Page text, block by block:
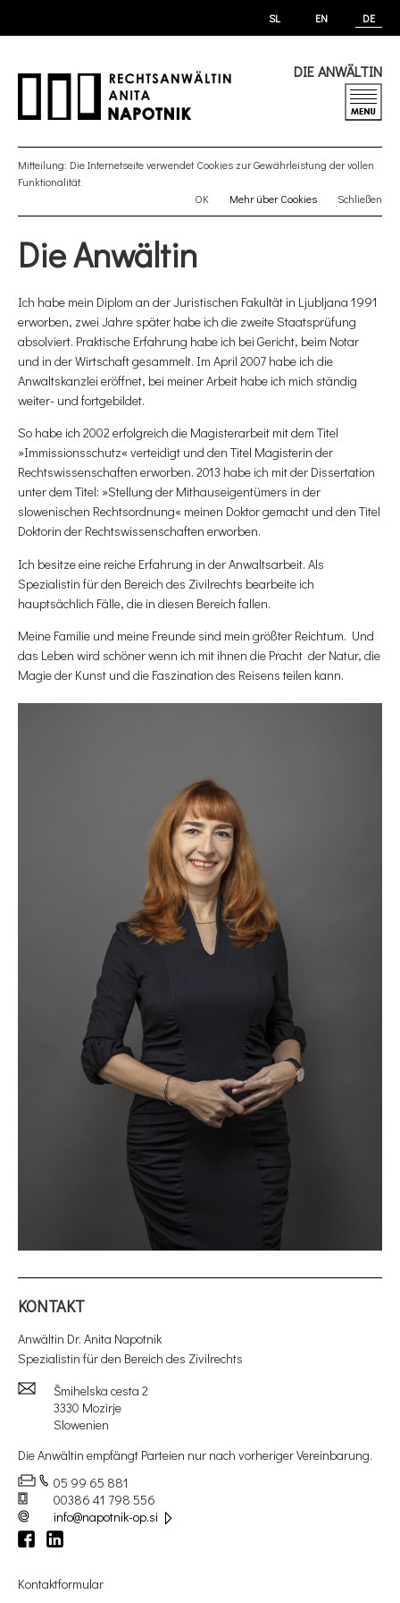
SL EN DE
DIE ANWÄLTIN
Mitteilung: Die Internetseite verwendet Cookies zur Gewährleistung der vollen
Funktionalität.
OK
Mehr über Cookies Schließen
Die Anwältin
Ich habe mein Diplom an der Juristischen Fakultät in Ljubljana 1991
erworben, zwei Jahre später habe ich die zweite Staatsprüfung
absolviert. Praktische Erfahrung habe ich bei Gericht, beim Notar
und in der Wirtschaft gesammelt. Im April 2007 habe ich die
Anwaltskanzlei eröffnet, bei meiner Arbeit habe ich mich ständig
weiter- und fortgebildet.
So habe ich 2002 erfolgreich die Magisterarbeit mit dem Titel
»Immissionsschutz« verteidigt und den Titel Magisterin der
Rechtswissenschaften erworben. 2013 habe ich mit der Dissertation
unter dem Titel: »Stellung der Mithauseigentümers in der
slowenischen Rechtsordnung« meinen Doktor gemacht und den Titel
Doktorin der Rechtswissenschaften erworben.
Ich besitze eine reiche Erfahrung in der Anwaltsarbeit. Als
Spezialistin für den Bereich des Zivilrechts bearbeite ich
hauptsächlich Fälle, die in diesen Bereich fallen.
Meine Familie und meine Freunde sind mein größter Reichtum. Und
das Leben wird schöner wenn ich mit ihnen die Pracht der Natur, die
Magie der Kunst und die Faszination des Reisens teilen kann.
KONTAKT
Anwältin Dr. Anita Napotnik
Spezialistin für den Bereich des Zivilrechts
Šmihelska cesta 2
3330 Mozirje
Slowenien
Die Anwältin empfängt Parteien nur nach vorheriger Vereinbarung.
05 99 65 881
00386 41 798 556
info@napotnik-op.si
Kontaktformular